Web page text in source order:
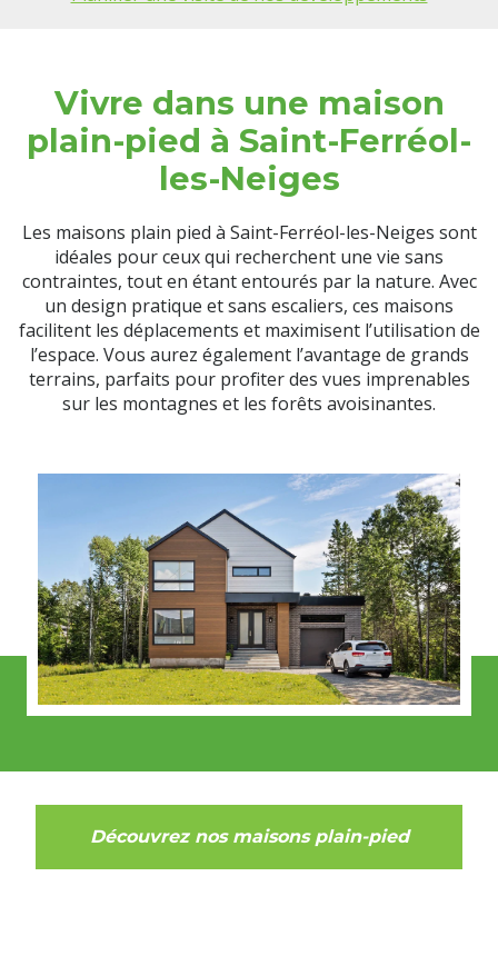
Vivre dans une maison
plain-pied à Saint-Ferréol-
les-Neiges
Les maisons plain pied à Saint-Ferréol-les-Neiges sont
idéales pour ceux qui recherchent une vie sans
contraintes, tout en étant entourés par la nature. Avec
un design pratique et sans escaliers, ces maisons
facilitent les déplacements et maximisent l’utilisation de
l’espace. Vous aurez également l’avantage de grands
terrains, parfaits pour profiter des vues imprenables
sur les montagnes et les forêts avoisinantes.
Découvrez nos maisons plain-pied